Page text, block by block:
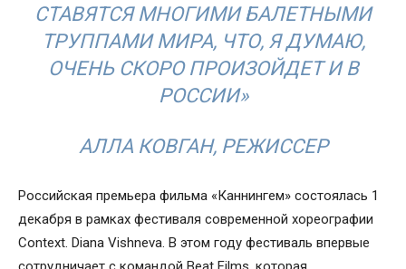
СТАВЯТСЯ МНОГИМИ БАЛЕТНЫМИ
ТРУППАМИ МИРА, ЧТО, Я ДУМАЮ,
ОЧЕНЬ СКОРО ПРОИЗОЙДЕТ И В
РОССИИ»
АЛЛА КОВГАН, РЕЖИССЕР
Российская премьера фильма «Каннингем» состоялась 1
декабря в рамках фестиваля современной хореографии
Context. Diana Vishneva. В этом году фестиваль впервые